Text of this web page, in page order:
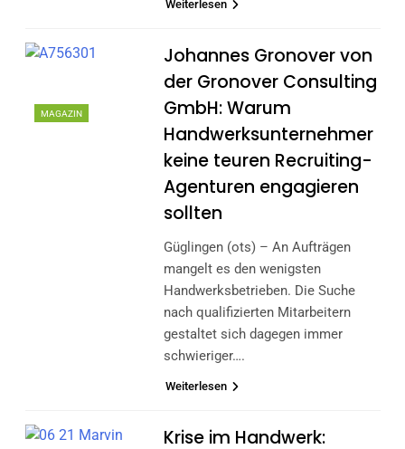
Weiterlesen
MAGAZIN
Johannes Gronover von
der Gronover Consulting
GmbH: Warum
Handwerksunternehmer
keine teuren Recruiting-
Agenturen engagieren
sollten
Güglingen (ots) – An Aufträgen
mangelt es den wenigsten
Handwerksbetrieben. Die Suche
nach qualifizierten Mitarbeitern
gestaltet sich dagegen immer
schwieriger….
Weiterlesen
Krise im Handwerk: